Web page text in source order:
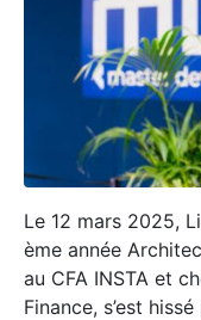
Le 12 mars 2025,
ème année
au CFA INSTA et
Finance, s’est